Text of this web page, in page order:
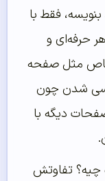
فقط با
حرفه‌ای و
مثل صفحه
شدن چون
دیگه با
چیه؟ تفاوتش